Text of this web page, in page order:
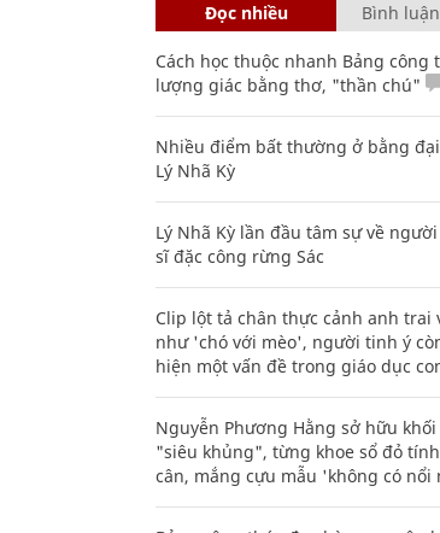
Đọc nhiều Bình
Cách học thuộc nhanh Bảng công
lượng giác bằng thơ, "thần chú"
Nhiều điểm bất thường ở bằng
Lý Nhã Kỳ
Lý Nhã Kỳ lần đầu tâm sự về
sĩ đặc công rừng Sác
Clip lột tả chân thực cảnh anh trai
như 'chó với mèo', người tinh ý
hiện một vấn đề trong giáo dục
Nguyễn Phương Hằng sở hữu
"siêu khủng", từng khoe sổ đỏ
cân, mắng cựu mẫu 'không có nổi